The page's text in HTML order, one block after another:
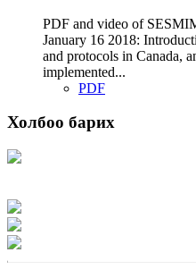
PDF and video of
January 16 2018:
and protocols in Canada,
implemented...
PDF
Холбоо барих